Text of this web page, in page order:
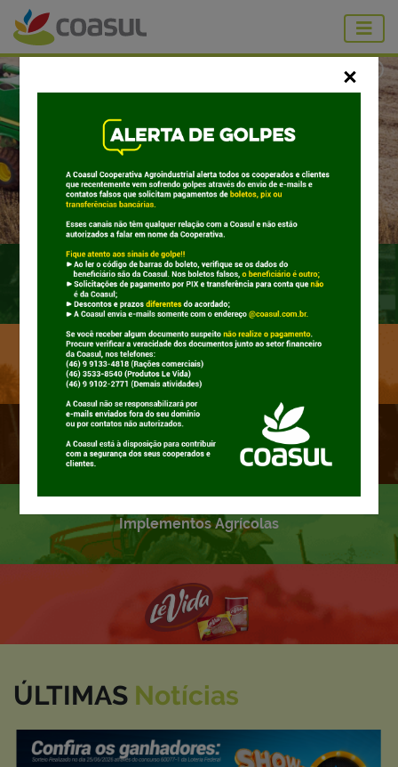
Coasul Cooperativa
Supermercados
Cereais
Rações
Implementos Agrícolas
ÚLTIMAS Notícias